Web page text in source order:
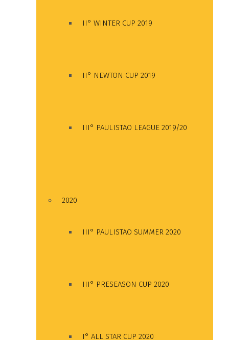
II° WINTER CUP 2019
II° NEWTON CUP 2019
III° PAULISTAO LEAGUE 2019/20
2020
III° PAULISTAO SUMMER 2020
III° PRESEASON CUP 2020
I° ALL STAR CUP 2020